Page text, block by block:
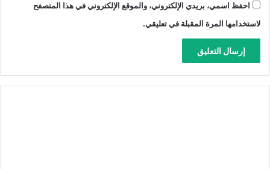
احفظ اسمي، بريدي الإلكتروني، والموقع الإلكتروني في هذا المتصفح
لاستخدامها المرة المقبلة في تعليقي.